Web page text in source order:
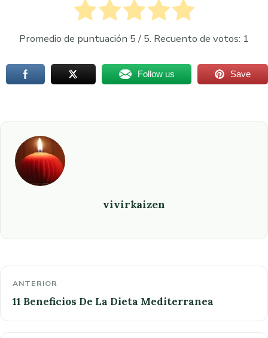
Promedio de puntuación 5/ 5. Recuento de votos: 1
Follow us Save
vivirkaizen
ANTERIOR
11 Beneficios De La Dieta Mediterranea